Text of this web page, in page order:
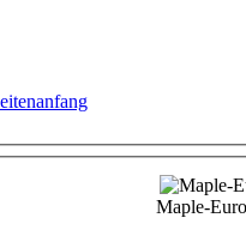
Maple-